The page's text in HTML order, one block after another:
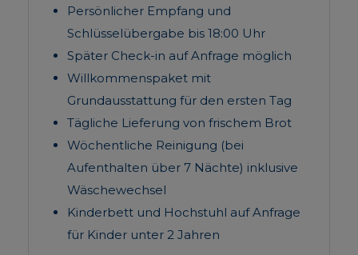
Persönlicher Empfang und
Schlüsselübergabe bis 18:00 Uhr
Später Check-in auf Anfrage möglich
Willkommenspaket mit
Grundausstattung für den ersten Tag
Tägliche Lieferung von frischem Brot
Wöchentliche Reinigung (bei
Aufenthalten über 7 Nächte) inklusive
Wäschewechsel
Kinderbett und Hochstuhl auf Anfrage
für Kinder unter 2 Jahren